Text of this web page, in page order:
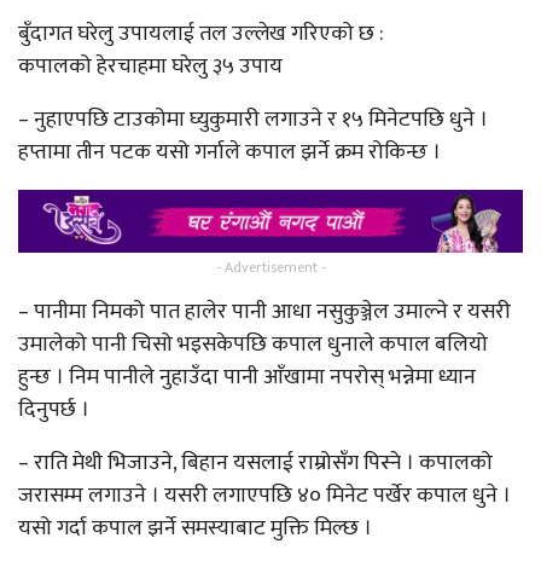
बुँदागत घरेलु उपायलाई तल उल्लेख गरिएको छ :
कपालको हेरचाहमा घरेलु ३५ उपाय
– नुहाएपछि टाउकोमा घ्युकुमारी लगाउने र १५ मिनेटपछि धुने ।
हप्तामा तीन पटक यसो गर्नाले कपाल झर्ने क्रम रोकिन्छ ।
- Advertisement -
– पानीमा निमको पात हालेर पानी आधा नसुकुञ्जेल उमाल्ने र यसरी
उमालेको पानी चिसो भइसकेपछि कपाल धुनाले कपाल बलियो
हुन्छ । निम पानीले नुहाउँदा पानी आँखामा नपरोस् भन्नेमा ध्यान
दिनुपर्छ ।
– राति मेथी भिजाउने, बिहान यसलाई राम्रोसँग पिस्ने । कपालको
जरासम्म लगाउने । यसरी लगाएपछि ४० मिनेट पर्खेर कपाल धुने ।
यसो गर्दा कपाल झर्ने समस्याबाट मुक्ति मिल्छ ।